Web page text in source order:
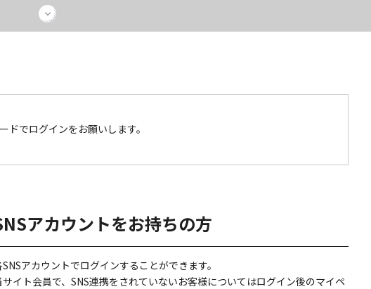
でログインをお願いします。
アカウントをお持ちの方
SNSアカウントでログインすることができます。
サイト会員で、SNS連携をされていないお客様についてはログイン後のマイペ